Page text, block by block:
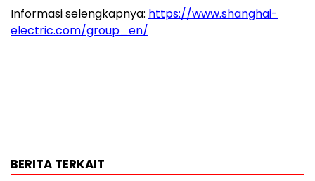
Informasi selengkapnya: https://www.shanghai-
electric.com/group_en/
BERITA TERKAIT